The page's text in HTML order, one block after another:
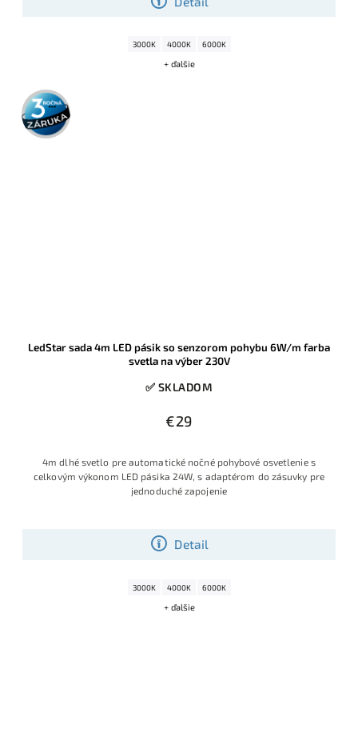
3000K 4000K 6000K
+ ďalšie
3 roky
záruka
LedStar sada 4m LED pásik so senzorom pohybu 6W/m farba
svetla na výber 230V
✅ SKLADOM
€29
Detail
4m dlhé svetlo pre automatické nočné pohybové osvetlenie s
celkovým výkonom LED pásika 24W, s adaptérom do zásuvky pre
jednoduché zapojenie
3000K 4000K 6000K
+ ďalšie